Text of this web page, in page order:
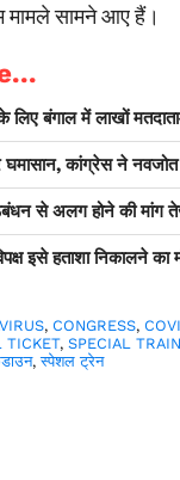
मामले सामने आए हैं।
लिए बंगाल में लाखों
कांग्रेस ने नवजोत
से अलग होने की मांग
इसे हताशा निकालने का
,CONGRESS,
TICKET,SPECIAL
,स्पेशल ट्रेन